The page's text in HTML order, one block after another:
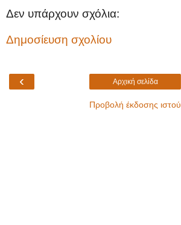
Δεν υπάρχουν σχόλια:
Δημοσίευση σχολίου
‹ Αρχική σελίδα
Προβολή έκδοσης ιστού